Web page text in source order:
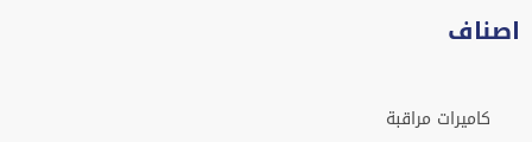
اصناف
كاميرات مراقبة